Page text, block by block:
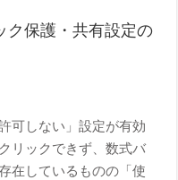
ク保護・共有設定の
可しない」設定が有効
リックできず、数式バ
在しているものの「使